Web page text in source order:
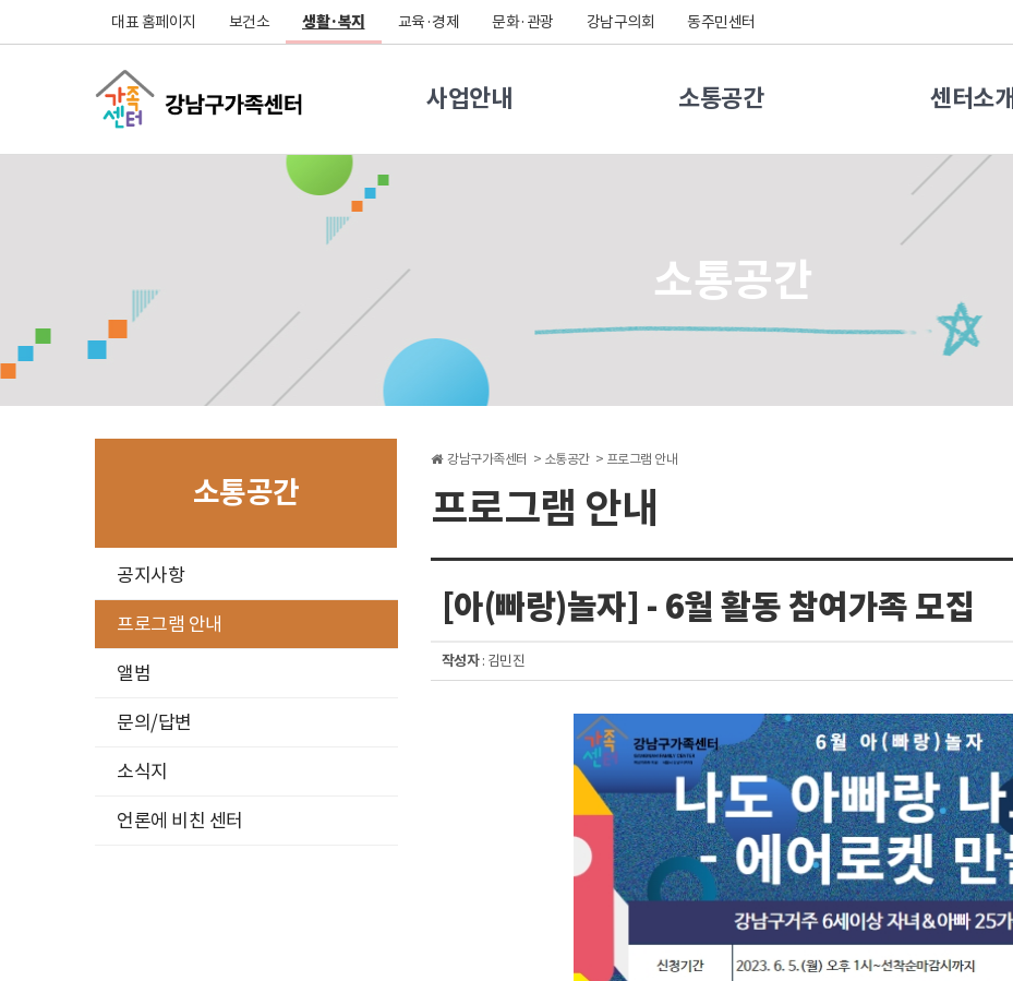
대표 홈페이지 보건소 생활·복지 교육·경제 문화·관광 강남구의회 동주민센터
사업안내 소통공간 센터소개
소통공간
소통공간
공지사항
프로그램 안내
앨범
문의/답변
소식지
언론에 비친 센터
강남구가족센터 > 소통공간 > 프로그램 안내
프로그램 안내
분
선
[아(빠랑)놀자] - 6월 활동 참여가족 모집
작성자: 김민진